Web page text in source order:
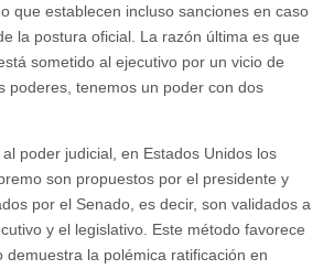
que establecen incluso sanciones en caso
la postura oficial. La razón última es que
sometido al ejecutivo por un vicio de
poderes, tenemos un poder con dos
poder judicial, en Estados Unidos los
son propuestos por el presidente y
por el Senado, es decir, son validados a
y el legislativo. Este método favorece
demuestra la polémica ratificación en